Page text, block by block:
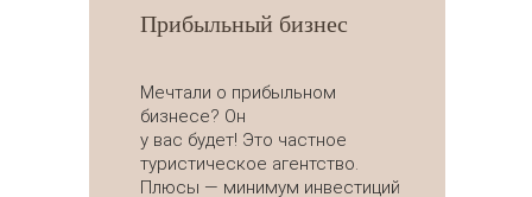
Прибыльный бизнес
Мечтали о прибыльном
бизнесе? Он
у вас будет! Это частное
туристическое агентство.
Плюсы — минимум инвестиций